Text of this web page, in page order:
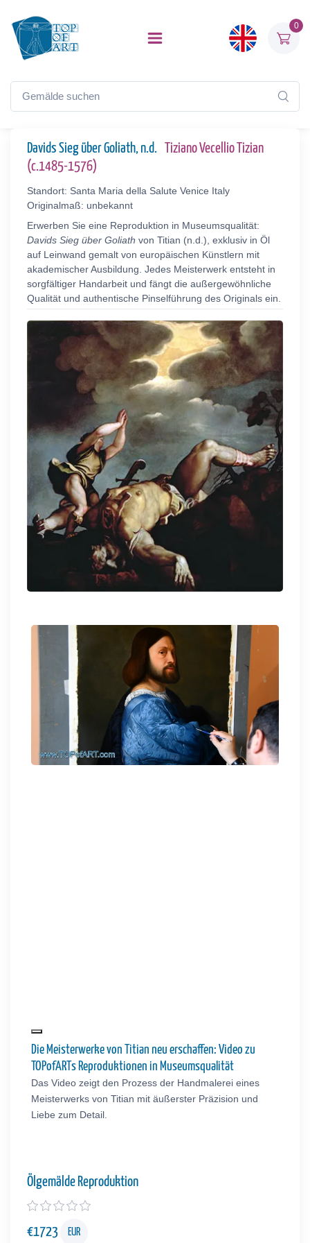
0
Davids Sieg über Goliath, n.d.
Tiziano Vecellio Tizian
(c.1485-1576)
Standort: Santa Maria della Salute Venice Italy
Originalmaß: unbekannt
Erwerben Sie eine Reproduktion in Museumsqualität:
Davids Sieg über Goliath von Titian (n.d.), exklusiv in Öl
auf Leinwand gemalt von europäischen Künstlern mit
akademischer Ausbildung. Jedes Meisterwerk entsteht in
sorgfältiger Handarbeit und fängt die außergewöhnliche
Qualität und authentische Pinselführung des Originals ein.
Die Meisterwerke von Titian neu erschaffen: Video zu
TOPofARTs Reproduktionen in Museumsqualität
Das Video zeigt den Prozess der Handmalerei eines
Meisterwerks von Titian mit äußerster Präzision und
Liebe zum Detail.
Ölgemälde Reproduktion
€1723 EUR